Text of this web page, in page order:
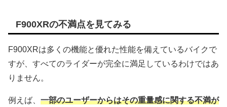
F900XRの不満点を見てみる
F900XRは多くの機能と優れた性能を備えているバイクで
すが、すべてのライダーが完全に満足しているわけではあ
りません。
例えば、 一部のユーザーからはその重量感に関する不満が